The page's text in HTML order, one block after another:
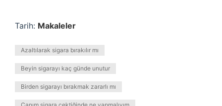
Tarih: Makaleler
Azaltılarak sigara bırakılır mı
Beyin sigarayı kaç günde unutur
Birden sigarayı bırakmak zararlı mı